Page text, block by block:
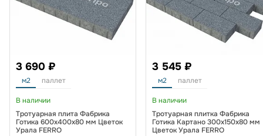
3 690 ₽
м2 паллет
В наличии
Тротуарная плита Фабрика
Готика 600х400х80 мм Цветок
Урала FERRO
3 545 ₽
м2 паллет
В наличии
Тротуарная плитка Фабрика
Готика Картано 300х150х80 мм
Цветок Урала FERRO